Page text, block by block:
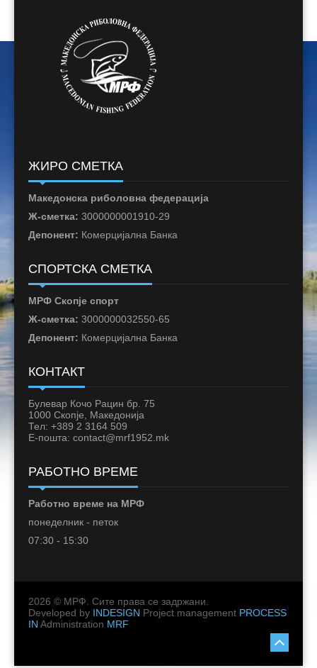
ЖИРО СМЕТКА
Македонска риболовна федерација
Ж-сметка: 3000000001910-29
Депонент: Комерцијална Банка
СПОРТСКА СМЕТКА
МРФ Скопје спорт
Ж-сметка: 3000000032550-65
Депонент: Комерцијална Банка
КОНТАКТ
Булевар Кочо Рацин бр. 75
1000 Скопје, Македонија
Тел: +389 2 3164 509
Е-пошта: contact@mrf1952.mk
РАБОТНО ВРЕМЕ
Работно време на МРФ
понеделник - петок
07:30 - 15:30
2026 © МРФ. Сите права се задржани.
Developed by INDESIGN Project management PROCESS
IN Administration MRF